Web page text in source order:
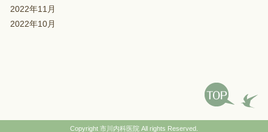
2022年11月
2022年10月
Copyright 市川内科医院All rights Reserved.